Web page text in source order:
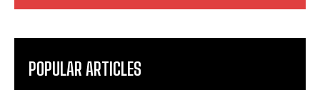
POPULAR ARTICLES